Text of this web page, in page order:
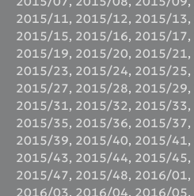
2015/11, 2015/12, 2015/13,
2015/15, 2015/16, 2015/17,
2015/19, 2015/20, 2015/21,
2015/23, 2015/24, 2015/25,
2015/27, 2015/28, 2015/29,
2015/31, 2015/32, 2015/33,
2015/35, 2015/36, 2015/37,
2015/39, 2015/40, 2015/41,
2015/43, 2015/44, 2015/45,
2015/47, 2015/48, 2016/01,
2016/03, 2016/04, 2016/05,